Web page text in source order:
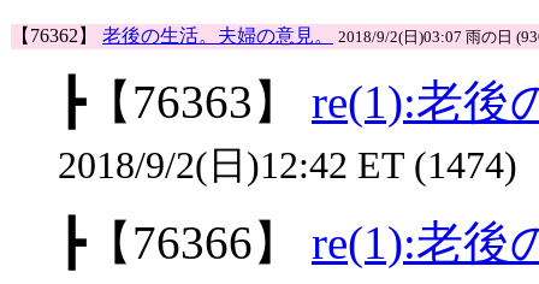
【76362】 老後の生活。夫婦の意見。 2018/9/2(日)03:07 雨の日
┣【76363】 re(1):老後
2018/9/2(日)12:42 ET (1474)
┣【76366】 re(1):老後